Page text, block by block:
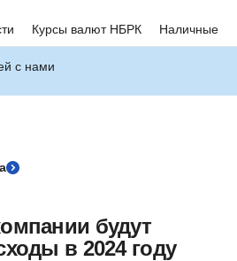
Курсы валют НБРК Наличные
с нами
будут
в 2024 году